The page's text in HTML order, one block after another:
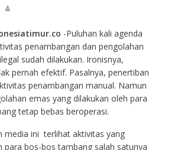
-Puluhan kali agenda
penambangan dan pengolahan
sudah dilakukan. Ironisnya,
pernah efektif. Pasalnya, penertiban
penambangan manual. Namun
emas yang dilakukan oleh para
tetap bebas beroperasi.
media ini terlihat aktivitas yang
para bos-bos tambang salah satunya